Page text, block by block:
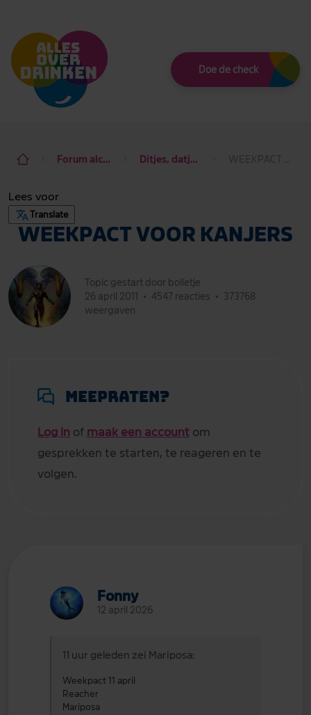
Doe de check
Forum alcohol de baas Ditjes, datjes & dagdraad
Lees voor
Translate
WEEKPACT VOOR KANJERS
Topic gestart door bolletje
26 april 2011
• 4547 reacties •
373768
weergaven
Meepraten?
Log in of maak een account om
gesprekken te starten, te reageren en te
volgen.
Fonny
12 april 2026
11 uur geleden zei Mariposa:
Weekpact 11 april
Reacher
Mariposa